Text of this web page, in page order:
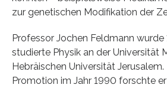
zur genetischen Modifikation der
Professor Jochen Feldmann wurde
studierte Physik an der Universität
Hebräischen Universität Jerusalem.
Promotion im Jahr 1990 forschte